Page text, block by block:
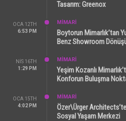
Tasarım: Greenox
OCA 12TH
6:53 PM
MİMARİ
Boytorun Mimarlık’tan
Benz Showroom
NIS 16TH
1:29 PM
MİMARİ
Yeşim Kozanlı
Konforun Buluşma
OCA 15TH
4:02 PM
MİMARİ
Özer\Ürger
Sosyal Yaşam Merkezi